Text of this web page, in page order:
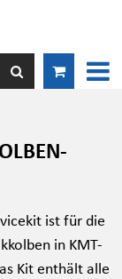
ist für die
in KMT-
Kit enthält alle